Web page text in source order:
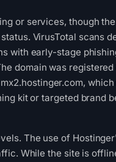
or services, though
VirusTotal scans
with early-stage
domain was registered
kit or targeted brand
The use of
While the site is